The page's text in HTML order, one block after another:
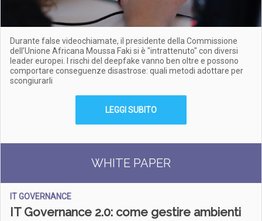
Durante false videochiamate, il presidente della Commissione
dell’Unione Africana Moussa Faki si è "intrattenuto" con diversi
leader europei. I rischi del deepfake vanno ben oltre e possono
comportare conseguenze disastrose: quali metodi adottare per
scongiurarli
LEGGI SUBITO
WHITE PAPER
IT GOVERNANCE
IT Governance 2.0: come gestire ambienti